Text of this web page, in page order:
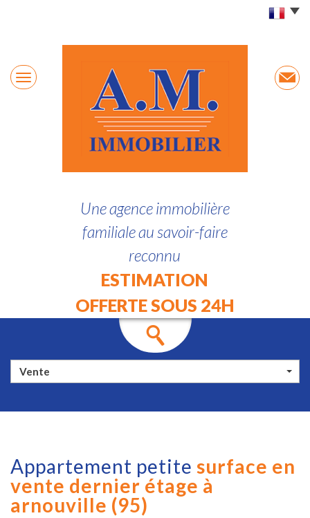
Une agence immobilière
familiale au savoir-faire
reconnu
ESTIMATION
OFFERTE SOUS 24H
Vente
appartement petite surface en
vente dernier étage à
arnouville (95)